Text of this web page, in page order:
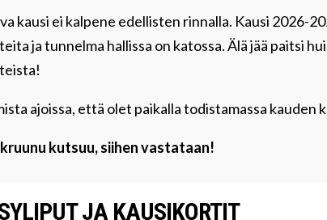
kausi ei kalpene edellisten rinnalla. Kausi 2026-
ja tunnelma hallissa on katossa. Älä jää paitsi
ajoissa, että olet paikalla todistamassa kauden
kutsuu, siihen vastataan!
JA KAUSIKORTIT